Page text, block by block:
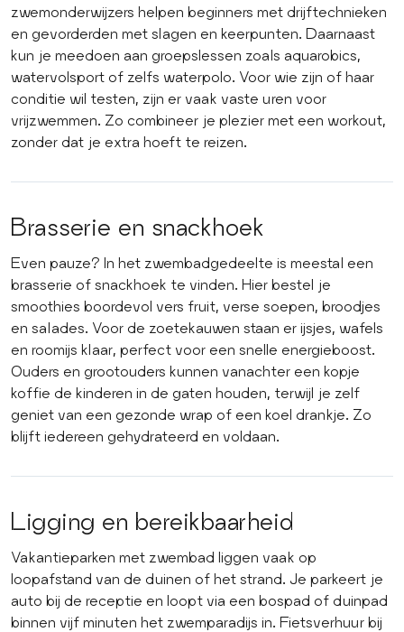
zwemonderwijzers helpen beginners met drijftechnieken
en gevorderden met slagen en keerpunten. Daarnaast
kun je meedoen aan groepslessen zoals aquarobics,
watervolsport of zelfs waterpolo. Voor wie zijn of haar
conditie wil testen, zijn er vaak vaste uren voor
vrijzwemmen. Zo combineer je plezier met een workout,
zonder dat je extra hoeft te reizen.
Brasserie en snackhoek
Even pauze? In het zwembadgedeelte is meestal een
brasserie of snackhoek te vinden. Hier bestel je
smoothies boordevol vers fruit, verse soepen, broodjes
en salades. Voor de zoetekauwen staan er ijsjes, wafels
en roomijs klaar, perfect voor een snelle energieboost.
Ouders en grootouders kunnen vanachter een kopje
koffie de kinderen in de gaten houden, terwijl je zelf
geniet van een gezonde wrap of een koel drankje. Zo
blijft iedereen gehydrateerd en voldaan.
Ligging en bereikbaarheid
Vakantieparken met zwembad liggen vaak op
loopafstand van de duinen of het strand. Je parkeert je
auto bij de receptie en loopt via een bospad of duinpad
binnen vijf minuten het zwemparadijs in. Fietsverhuur bij